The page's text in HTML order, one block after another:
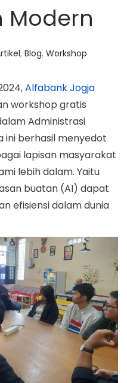
Modern
, Blog, Workshop
Alfabank Jogja
workshop gratis
Administrasi
ini berhasil menyedot
lapisan masyarakat
lebih dalam. Yaitu
buatan (AI) dapat
efisiensi dalam dunia